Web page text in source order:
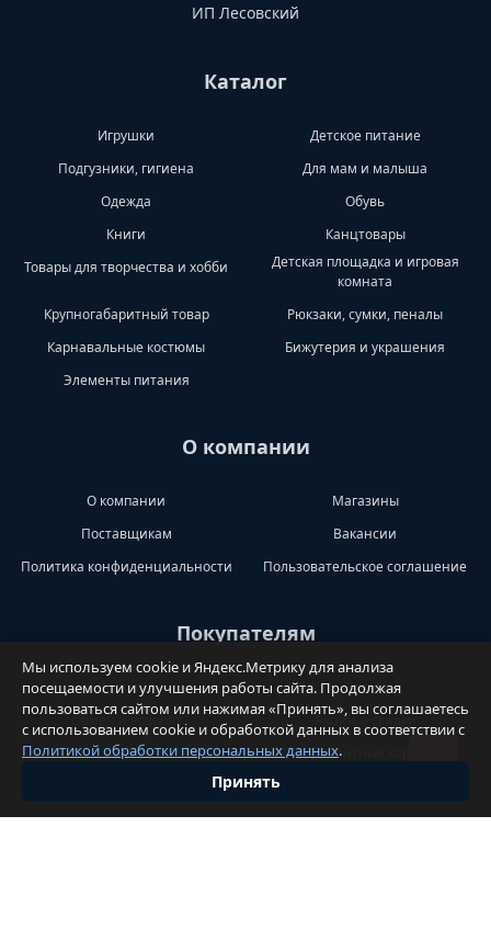
ИП Лесовский
Каталог
Игрушки
Детское питание
Подгузники, гигиена
Для мам и малыша
Одежда
Обувь
Книги
Канцтовары
Товары для творчества и хобби
Детская площадка и игровая
комната
Крупногабаритный товар
Рюкзаки, сумки, пеналы
Карнавальные костюмы
Бижутерия и украшения
Элементы питания
О компании
О компании
Магазины
Поставщикам
Вакансии
Политика конфиденциальности
Пользовательское соглашение
Покупателям
Доставка
Оплата
Обмен и возврат
Акции и скидки
Блог
Дисконтные карты
Правила публикации отзывов
Мы используем cookie и Яндекс.Метрику для анализа
посещаемости и улучшения работы сайта. Продолжая
пользоваться сайтом или нажимая «Принять», вы соглашаетесь
с использованием cookie и обработкой данных в соответствии с
Политикой обработки персональных данных.
Принять